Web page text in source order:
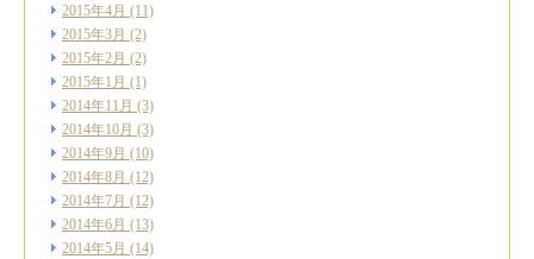
2015年4月 (11)
2015年3月 (2)
2015年2月 (2)
2015年1月 (1)
2014年11月 (3)
2014年10月 (3)
2014年9月 (10)
2014年8月 (12)
2014年7月 (12)
2014年6月 (13)
2014年5月 (14)